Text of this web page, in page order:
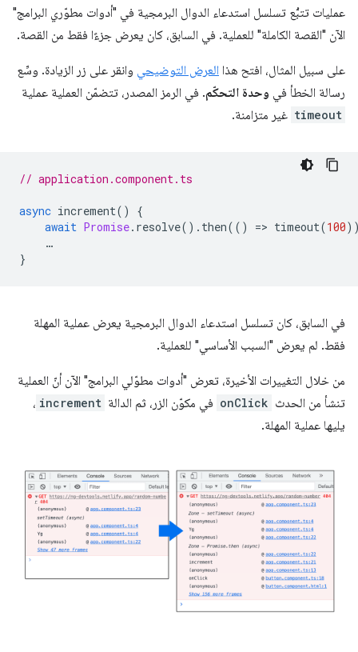
عمليات تتبُّع تسلسل استدعاء الدوال البرمجية في "أدوات مطوّري البرامج"
الآن "القصة الكاملة" للعملية. في السابق، كان يعرض جزءًا فقط من القصة.
على سبيل المثال، افتح هذا العرض التوضيحي وانقر على زر الزيادة. وسِّع
رسالة الخطأ في وحدة التحكّم. في الرمز المصدر، تتضمّن العملية عملية
timeout غير متزامنة.
// application.component.ts
async increment()
{
await Promise. resolve(). then(() => timeout(100
…
}
في السابق، كان تسلسل استدعاء الدوال البرمجية يعرض عملية المهلة
فقط. لم يعرض "السبب الأساسي" للعملية.
من خلال التغييرات الأخيرة، تعرض "أدوات مطوّلي البرامج" الآن أنّ العملية
تنشأ من الحدث onClick في مكوّن الزر، ثم الدالة increment ،
يليها عملية المهلة.